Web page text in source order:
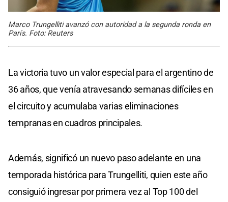
Marco Trungelliti avanzó con autoridad a la segunda ronda en
París. Foto: Reuters
La victoria tuvo un valor especial para el argentino de
36 años, que venía atravesando semanas difíciles en
el circuito y acumulaba varias eliminaciones
tempranas en cuadros principales.
Además, significó un nuevo paso adelante en una
temporada histórica para Trungelliti, quien este año
consiguió ingresar por primera vez al Top 100 del